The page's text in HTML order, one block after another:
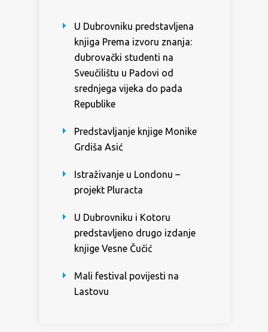
U Dubrovniku predstavljena
knjiga Prema izvoru znanja:
dubrovački studenti na
Sveučilištu u Padovi od
srednjega vijeka do pada
Republike
Predstavljanje knjige Monike
Grdiša Asić
Istraživanje u Londonu –
projekt Pluracta
U Dubrovniku i Kotoru
predstavljeno drugo izdanje
knjige Vesne Čučić
Mali festival povijesti na
Lastovu